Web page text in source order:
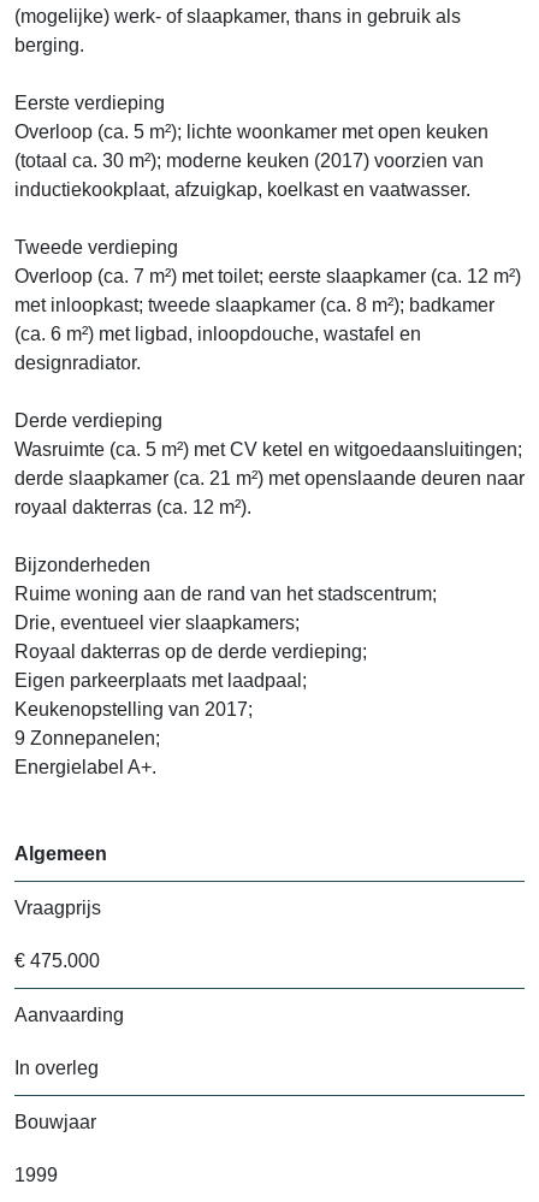
(mogelijke) werk- of slaapkamer, thans in gebruik als
berging.
Eerste verdieping
Overloop (ca. 5 m²); lichte woonkamer met open keuken
(totaal ca. 30 m²); moderne keuken (2017) voorzien van
inductiekookplaat, afzuigkap, koelkast en vaatwasser.
Tweede verdieping
Overloop (ca. 7 m²) met toilet; eerste slaapkamer (ca. 12 m²)
met inloopkast; tweede slaapkamer (ca. 8 m²); badkamer
(ca. 6 m²) met ligbad, inloopdouche, wastafel en
designradiator.
Derde verdieping
Wasruimte (ca. 5 m²) met CV ketel en witgoedaansluitingen;
derde slaapkamer (ca. 21 m²) met openslaande deuren naar
royaal dakterras (ca. 12 m²).
Bijzonderheden
Ruime woning aan de rand van het stadscentrum;
Drie, eventueel vier slaapkamers;
Royaal dakterras op de derde verdieping;
Eigen parkeerplaats met laadpaal;
Keukenopstelling van 2017;
9 Zonnepanelen;
Energielabel A+.
Algemeen
Vraagprijs
€ 475.000
Aanvaarding
In overleg
Bouwjaar
1999